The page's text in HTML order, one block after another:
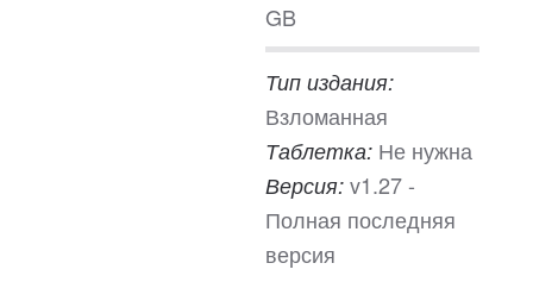
GB
Тип издания:
Взломанная
Таблетка: Не нужна
Версия: v1.27 -
Полная последняя
версия